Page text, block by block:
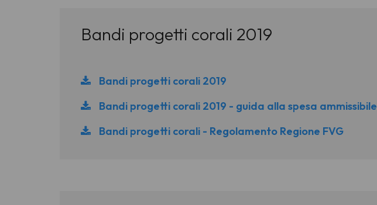
Bandi progetti corali 2019
Bandi progetti corali 2019
Bandi progetti corali 2019 - guida alla spesa ammissibile
Bandi progetti corali - Regolamento Regione FVG